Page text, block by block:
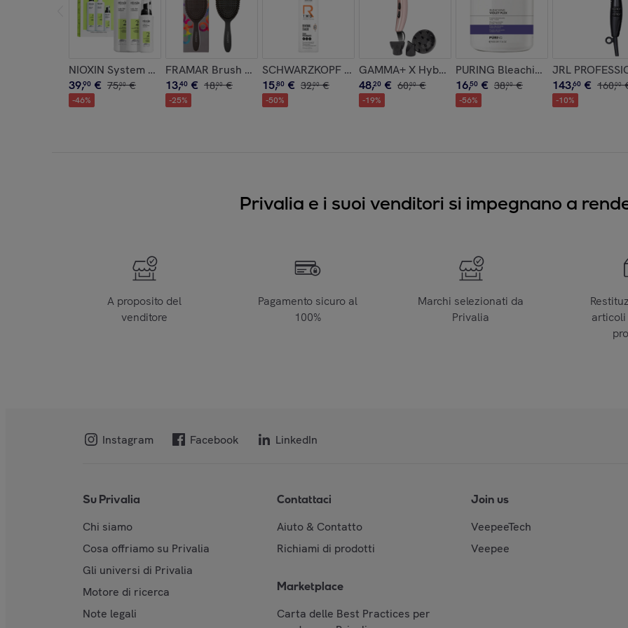
NIOXIN System Kit 2 Capelli Naturali Con Assottigliamento Avanzanto
39,90 € 75,00 €
-46%
FRAMAR Brush Polish Black
13,40 € 18,00 €
-25%
SCHWARZKOPF Bonacure R Two Renewal Sealer 145ml
15,80 € 32,00 €
-50%
GAMMA+ X Hybrid Compact Phon Professional Pink
48,20 € 60,00 €
-19%
PURING Bleaching Violet Plex 9
16,50 € 38,00 €
-56%
JRL
143,60 € 160,00
-10%
Privalia e i suoi venditori si impegnano a
A proposito del
venditore
Pagamento sicuro al
100%
Marchi selezionati da
Privalia
articoli
Instagram Facebook LinkedIn
Su Privalia
Chi siamo
Cosa offriamo su Privalia
Gli universi di Privalia
Motore di ricerca
Note legali
Contattaci
Aiuto & Contatto
Richiami di prodotti
Marketplace
Carta delle Best Practices per
Join us
VeepeeTech
Veepee